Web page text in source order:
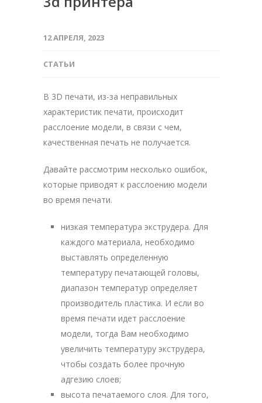
12 АПРЕЛЯ, 2023
СТАТЬИ
В 3D печати, из-за неправильных
характеристик печати, происходит
расслоение модели, в связи с чем,
качественная печать не получается.
Давайте рассмотрим несколько ошибок,
которые приводят к расслоению модели
во время печати.
низкая температура экструдера. Для
каждого материала, необходимо
выставлять определенную
температуру печатающей головы,
диапазон температур определяет
производитель пластика. И если во
время печати идет расслоение
модели, тогда Вам необходимо
увеличить температуру экструдера,
чтобы создать более прочную
адгезию слоев;
высота печатаемого слоя. Для того,